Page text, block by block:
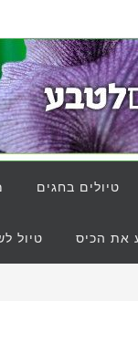
טיולים בחגים
את הכיס טיול